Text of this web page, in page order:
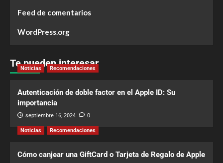
Feed de comentarios
WordPress.org
Te pueden interesar
Noticias Recomendaciones
Autenticación de doble factor en el Apple ID: Su
importancia
septiembre 16, 2024 0
Noticias Recomendaciones
Cómo canjear una GiftCard o Tarjeta de Regalo de Apple